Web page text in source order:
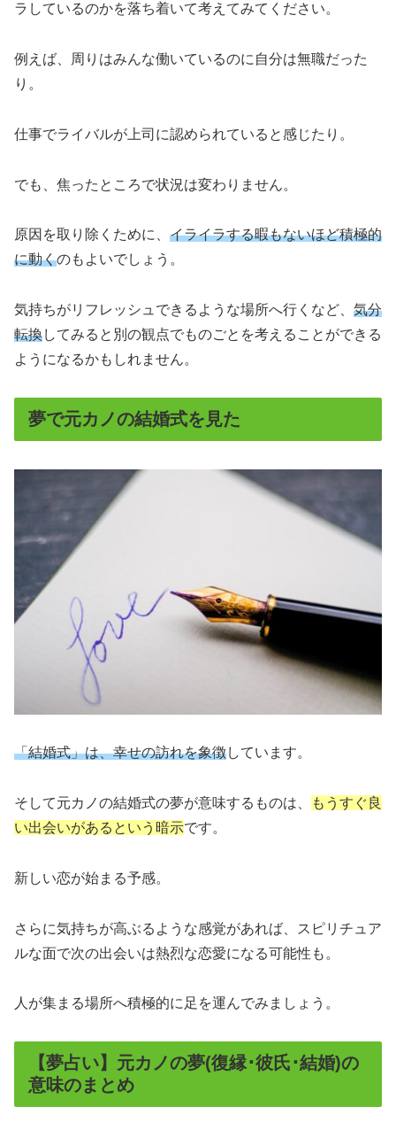
ラしているのかを落ち着いて考えてみてください。
例えば、周りはみんな働いているのに自分は無職だった
り。
仕事でライバルが上司に認められていると感じたり。
でも、焦ったところで状況は変わりません。
原因を取り除くために、 イライラする暇もないほど積極的
に動くのもよいでしょう。
気持ちがリフレッシュできるような場所へ行くなど、 気分
転換してみると別の観点でものごとを考えることができる
ようになるかもしれません。
夢で元カノの結婚式を見た
「結婚式」は、幸せの訪れを象徴しています。
そして元カノの結婚式の夢が意味するものは、
もうすぐ良
い出会いがあるという暗示です。
新しい恋が始まる予感。
さらに気持ちが高ぶるような感覚があれば、スピリチュア
ルな面で次の出会いは熱烈な恋愛になる可能性も。
人が集まる場所へ積極的に足を運んでみましょう。
【夢占い】元カノの夢(復縁･彼氏･結婚)の
意味のまとめ